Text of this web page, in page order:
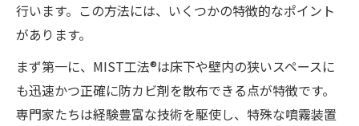
行います。この方法には、いくつかの特徴的なポイント
があります。
まず第一に、MIST工法®は床下や壁内の狭いスペースに
も迅速かつ正確に防カビ剤を散布できる点が特徴です。
専門家たちは経験豊富な技術を駆使し、特殊な噴霧装置